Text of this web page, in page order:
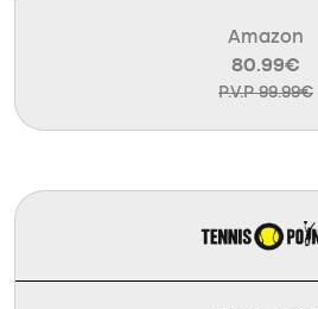
Amazon
80.99€
P.V.P 99.99€